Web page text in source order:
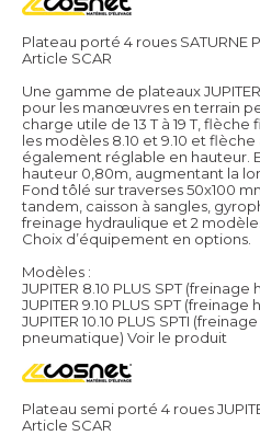
Plateau porté 4 roues SATURNE
Article SCAR
Une gamme de plateaux
pour les manœuvres en terrain
charge utile de 13 T à 19 T,
les modèles 8.10 et 9.10 et flèche
également réglable en hauteur.
hauteur 0,80m, augmentant la
Fond tôlé sur traverses 50x100
tandem, caisson à sangles,
freinage hydraulique et 2
Choix d’équipement en options.
Modèles :
JUPITER 8.10 PLUS SPT (freinage
JUPITER 9.10 PLUS SPT
JUPITER 10.10 PLUS SPTI
pneumatique) Voir le produit
Plateau semi porté 4 roues
Article SCAR